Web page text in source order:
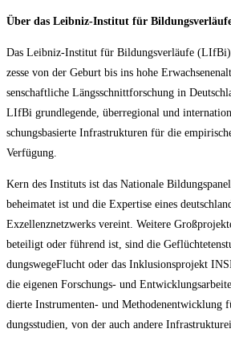
Über das Leib­niz-Insti­tut für
Das Leib­niz-Insti­tut für Bil­dungs­ver­läu­fe
zes­se von der Geburt bis ins hohe
sen­schaft­li­che Längs­schnitt­for­schung in
LIf­Bi grund­le­gen­de, über­re­gio­nal und
schungs­ba­sier­te Infra­struk­tu­ren für die
Verfügung.
Kern des Insti­tuts ist das Natio­na­le
behei­ma­tet ist und die Exper­ti­se eines
Exzel­lenz­netz­werks ver­eint. Wei­te­re
betei­ligt oder füh­rend ist, sind die
dungs­we­ge­Flucht oder das Inklu­si­ons­pro­jekt
die eige­nen For­schungs- und
dier­te Instru­men­ten- und
dungs­stu­di­en, von der auch ande­re